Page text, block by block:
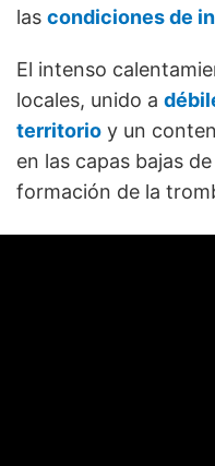
las condiciones de
El intenso
locales, unido a
territorio y un
en las capas bajas
formación de la